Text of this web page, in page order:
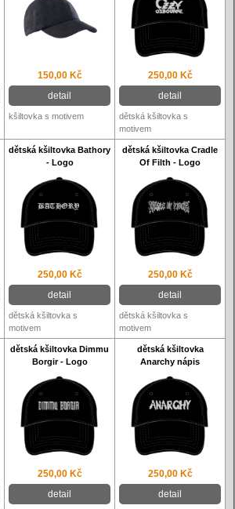
150,00 Kč
detail
250,00 Kč
detail
kšiltovka s motivem
dětská kšiltovka s
motivem
dětská kšiltovka Bathory
- Logo
dětská kšiltovka Cradle
Of Filth - Logo
250,00 Kč
detail
250,00 Kč
detail
dětská kšiltovka s
motivem
dětská kšiltovka s
motivem
dětská kšiltovka Dimmu
Borgir - Logo
dětská kšiltovka
Anarchy nápis
250,00 Kč
detail
250,00 Kč
detail